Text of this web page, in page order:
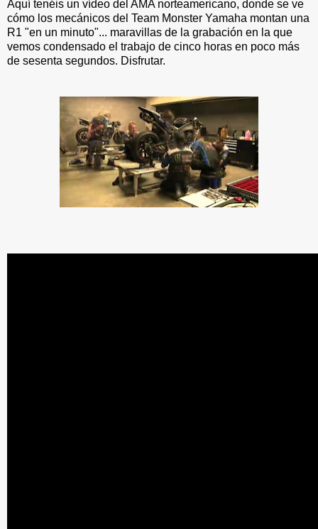
Aquí tenéis un vídeo del AMA norteamericano, donde se ve
cómo los mecánicos del Team Monster Yamaha montan una
R1 "en un minuto"... maravillas de la grabación en la que
vemos condensado el trabajo de cinco horas en poco más
de sesenta segundos. Disfrutar.